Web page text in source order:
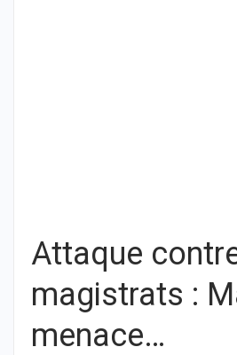
Attaque
magistrats :
menace…